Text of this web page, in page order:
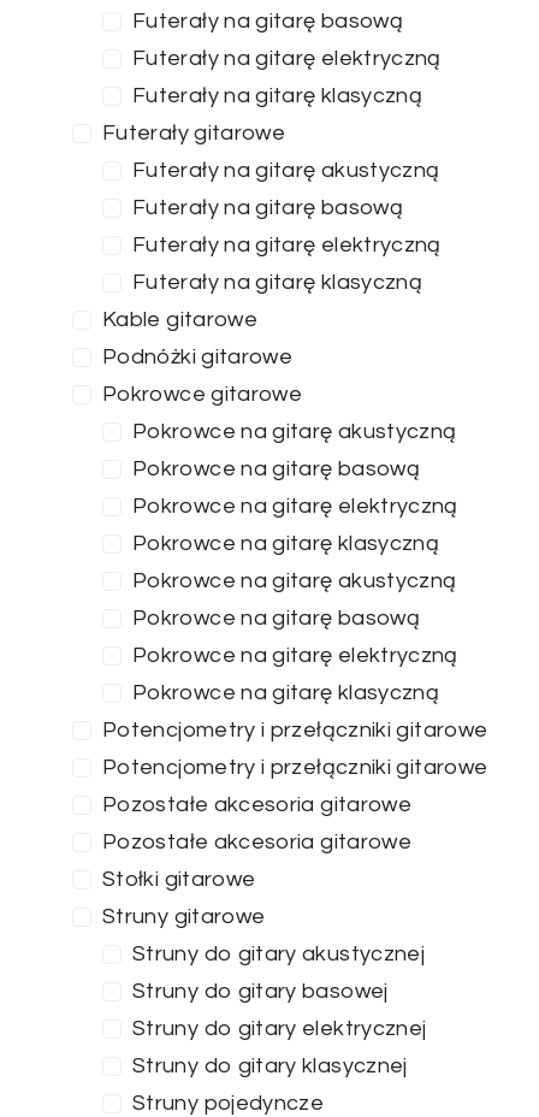
Futerały na gitarę basową
Futerały na gitarę elektryczną
Futerały na gitarę klasyczną
Futerały gitarowe
Futerały na gitarę akustyczną
Futerały na gitarę basową
Futerały na gitarę elektryczną
Futerały na gitarę klasyczną
Kable gitarowe
Podnóżki gitarowe
Pokrowce gitarowe
Pokrowce na gitarę akustyczną
Pokrowce na gitarę basową
Pokrowce na gitarę elektryczną
Pokrowce na gitarę klasyczną
Pokrowce na gitarę akustyczną
Pokrowce na gitarę basową
Pokrowce na gitarę elektryczną
Pokrowce na gitarę klasyczną
Potencjometry i przełączniki gitarowe
Potencjometry i przełączniki gitarowe
Pozostałe akcesoria gitarowe
Pozostałe akcesoria gitarowe
Stołki gitarowe
Struny gitarowe
Struny do gitary akustycznej
Struny do gitary basowej
Struny do gitary elektrycznej
Struny do gitary klasycznej
Struny pojedyncze